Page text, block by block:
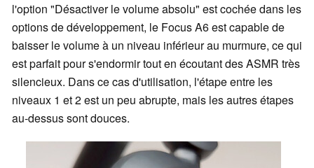
l'option "Désactiver le volume absolu" est cochée dans les
options de développement, le Focus A6 est capable de
baisser le volume à un niveau inférieur au murmure, ce qui
est parfait pour s'endormir tout en écoutant des ASMR très
silencieux. Dans ce cas d'utilisation, l'étape entre les
niveaux 1 et 2 est un peu abrupte, mais les autres étapes
au-dessus sont douces.